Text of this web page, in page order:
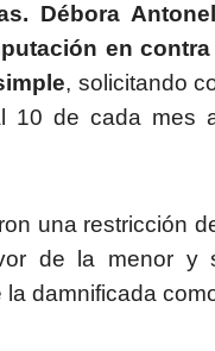
Débora
en
, solicitando
10 de cada mes
una restricción
de la menor y
damnificada